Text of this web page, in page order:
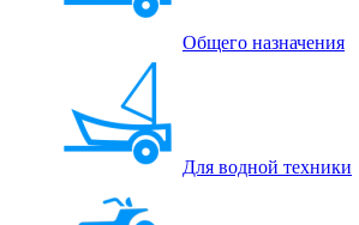
Общего назначения
Для водной техники